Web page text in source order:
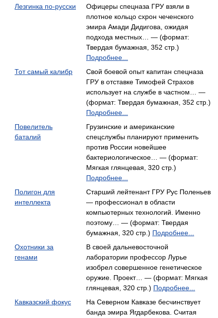
Лезгинка по-русски
Офицеры спецназа ГРУ взяли в
плотное кольцо схрон чеченского
эмира Амади Дидигова, ожидая
подхода местных… — (формат:
Твердая бумажная, 352 стр.)
Подробнее...
Тот самый калибр
Свой боевой опыт капитан спецназа
ГРУ в отставке Тимофей Страхов
использует на службе в частном… —
(формат: Твердая бумажная, 352 стр.)
Подробнее...
Повелитель
баталий
Грузинские и американские
спецслужбы планируют применить
против России новейшее
бактериологическое… — (формат:
Мягкая глянцевая, 320 стр.)
Подробнее...
Полигон для
интеллекта
Старший лейтенант ГРУ Рус Поленьев
— профессионал в области
компьютерных технологий. Именно
поэтому… — (формат: Твердая
бумажная, 320 стр.) Подробнее...
Охотники за
генами
В своей дальневосточной
лаборатории профессор Лурье
изобрел совершенное генетическое
оружие. Проект… — (формат: Мягкая
глянцевая, 320 стр.) Подробнее...
Кавказский фокус
На Северном Кавказе бесчинствует
банда эмира Ягдарбекова. Считая